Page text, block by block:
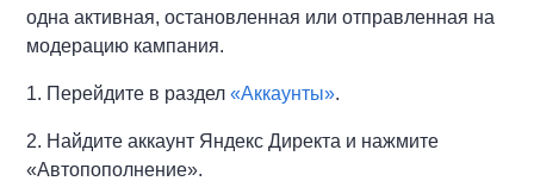
одна активная, остановленная или отправленная на
модерацию кампания.
1. Перейдите в раздел«Аккаунты».
2. Найдите аккаунт Яндекс Директа и нажмите
«Автопополнение».